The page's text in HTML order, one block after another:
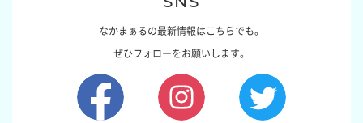
なかまぁるの最新情報はこちらでも。
ぜひフォローをお願いします。